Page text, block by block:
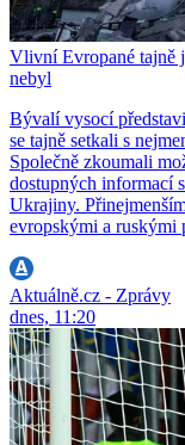
Vlivní Evropané tajně
nebyl
Bývalí vysocí
se tajně setkali s
Společně zkoumali
dostupných informací
Ukrajiny.
evropskými a ruskými
Aktuálně.cz - Zprávy
dnes, 11:20